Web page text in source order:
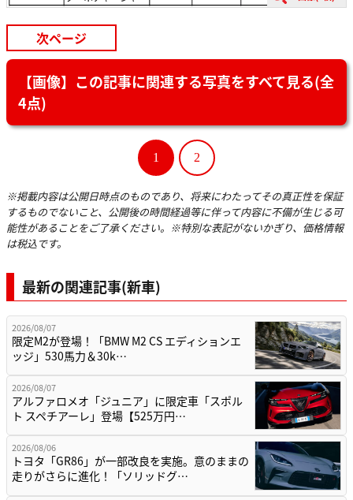
次ページ
【画像】この記事に関連する写真をすべて見る(全
4点)
1 2
※掲載内容は公開日時点のものであり、将来にわたってその真正性を保証
するものでないこと、公開後の時間経過等に伴って内容に不備が生じる可
能性があることをご了承ください。※特別な表記がないかぎり、価格情報
は税込です。
最新の関連記事(新車)
2026/08/07
限定M2が登場！「BMW M2 CS エディションエ
ッジ」530馬力＆30k…
2026/08/07
アルファロメオ「ジュニア」に限定車「スポル
ト スペチアーレ」登場【525万円…
2026/08/06
トヨタ「GR86」が一部改良を実施。意のままの
走りがさらに進化！「ソリッドグ…